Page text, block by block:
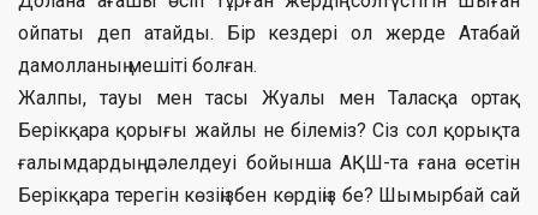
ойпаты деп атайды. Бір кездері ол жерде Атабай
дамолланың мешіті болған.
Жалпы, тауы мен тасы Жуалы мен Таласқа ортақ
Берікқара қорығы жайлы не білеміз? Сіз сол қорықта
ғалымдардың дәлелдеуі бойынша АҚШ-та ғана өсетін
Берікқара терегін көзіңізбен көрдіңіз бе? Шымырбай сай